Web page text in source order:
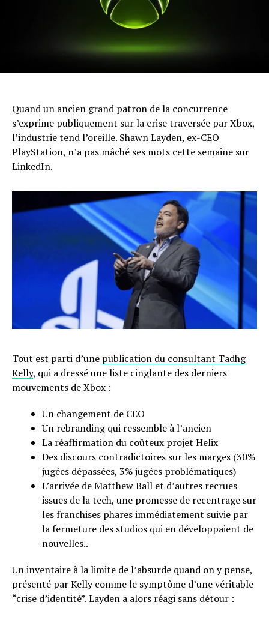
Quand un ancien grand patron de la concurrence
s’exprime publiquement sur la crise traversée par Xbox,
l’industrie tend l’oreille. Shawn Layden, ex-CEO
PlayStation, n’a pas mâché ses mots cette semaine sur
LinkedIn.
Tout est parti d’une publication du consultant Tadhg
Kelly, qui a dressé une liste cinglante des derniers
mouvements de Xbox :
Un changement de CEO
Un rebranding qui ressemble à l’ancien
La réaffirmation du coûteux projet Helix
Des discours contradictoires sur les marges (30%
jugées dépassées, 3% jugées problématiques)
L’arrivée de Matthew Ball et d’autres recrues
issues de la tech, une promesse de recentrage sur
les franchises phares immédiatement suivie par
la fermeture des studios qui en développaient de
nouvelles..
Un inventaire à la limite de l’absurde quand on y pense,
présenté par Kelly comme le symptôme d’une véritable
“crise d’identité”. Layden a alors réagi sans détour :